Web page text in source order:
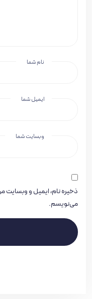
نام شما
ایمیل شما
وبسایت شما
ذخیره نام، ایمیل و وبسایت
می‌نویسم.